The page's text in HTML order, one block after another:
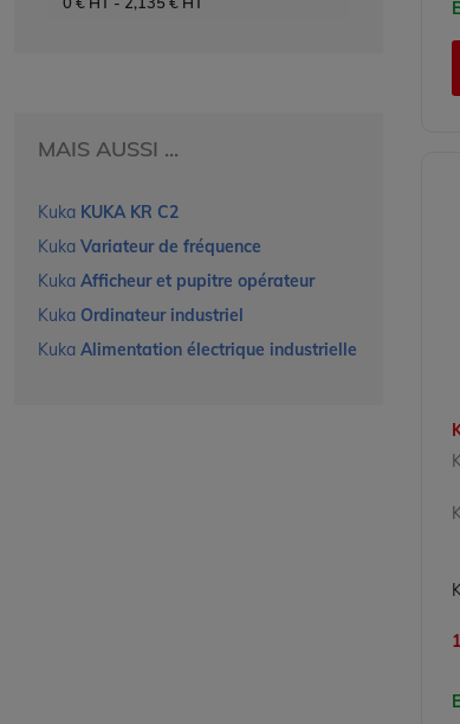
MAIS AUSSI ...
Kuka KUKA KR C2
Kuka Variateur de fréquence
Kuka Afficheur et pupitre opérateur
Kuka Ordinateur industriel
Kuka Alimentation électrique industrielle